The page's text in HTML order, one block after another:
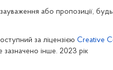
або пропозиції,
за ліцензією Creative
зазначено інше. 2023 рік